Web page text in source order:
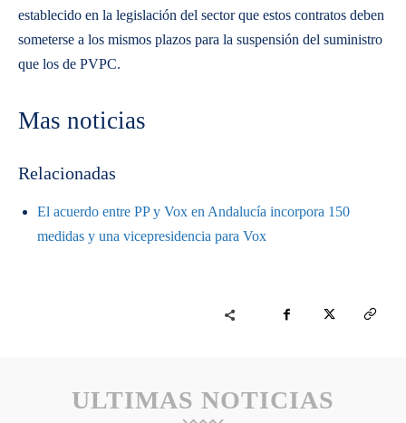
establecido en la legislación del sector que estos contratos deben
someterse a los mismos plazos para la suspensión del suministro
que los de PVPC.
Mas noticias
Relacionadas
El acuerdo entre PP y Vox en Andalucía incorpora 150
medidas y una vicepresidencia para Vox
ULTIMAS NOTICIAS